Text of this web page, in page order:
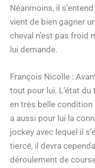
Néanmoins, il
vient de bien gagner
cheval n’est pas froid
lui demande.
François Nicolle :
tout pour lui. L’état du
en très belle condition
a aussi pour lui la
jockey avec lequel il
tiercé, il devra
déroulement de